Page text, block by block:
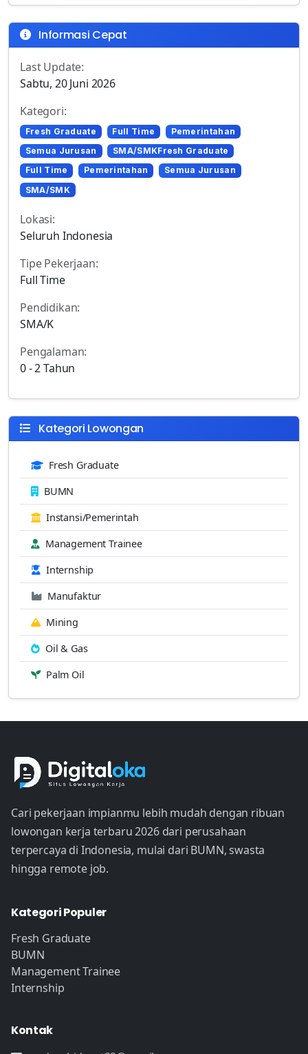
Informasi Cepat
Last Update:
Sabtu, 20 Juni 2026
Kategori:
Fresh Graduate Full Time
Pemerintahan
Semua Jurusan
SMA/SMKFresh Graduate
Full Time
Pemerintahan
Semua Jurusan
SMA/SMK
Lokasi:
Seluruh Indonesia
Tipe Pekerjaan:
Full Time
Pendidikan:
SMA/K
Pengalaman:
0 - 2 Tahun
Kategori Lowongan
Fresh Graduate
BUMN
Instansi/Pemerintah
Management Trainee
Internship
Manufaktur
Mining
Oil & Gas
Palm Oil
Cari pekerjaan impianmu lebih mudah dengan ribuan
lowongan kerja terbaru 2026 dari perusahaan
terpercaya di Indonesia, mulai dari BUMN, swasta
hingga remote job.
Kategori Populer
Fresh Graduate
BUMN
Management Trainee
Internship
Kontak